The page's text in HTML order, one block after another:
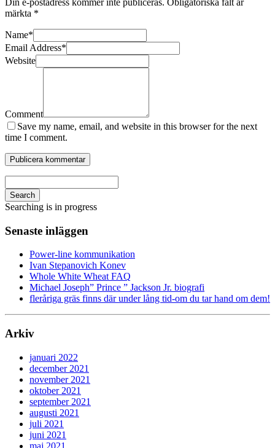
Din e-postadress kommer inte publiceras. Obligatoriska fält är
märkta *
Name*
Email Address*
Website
Comment
Save my name, email, and website in this browser for the next
time I comment.
Search
Searching is in progress
Senaste inläggen
Power-line kommunikation
Ivan Stepanovich Konev
Whole White Wheat FAQ
Michael Joseph” Prince ” Jackson Jr. biografi
fleråriga gräs finns där under lång tid-om du tar hand om dem!
Arkiv
januari 2022
december 2021
november 2021
oktober 2021
september 2021
augusti 2021
juli 2021
juni 2021
maj 2021